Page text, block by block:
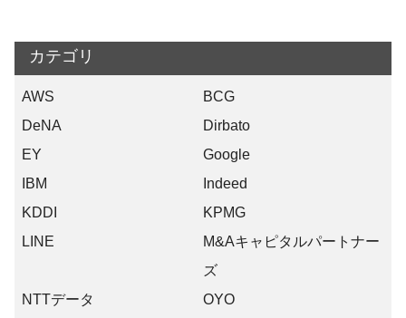
カテゴリ
AWS
BCG
DeNA
Dirbato
EY
Google
IBM
Indeed
KDDI
KPMG
LINE
M&Aキャピタルパートナー
ズ
NTTデータ
OYO